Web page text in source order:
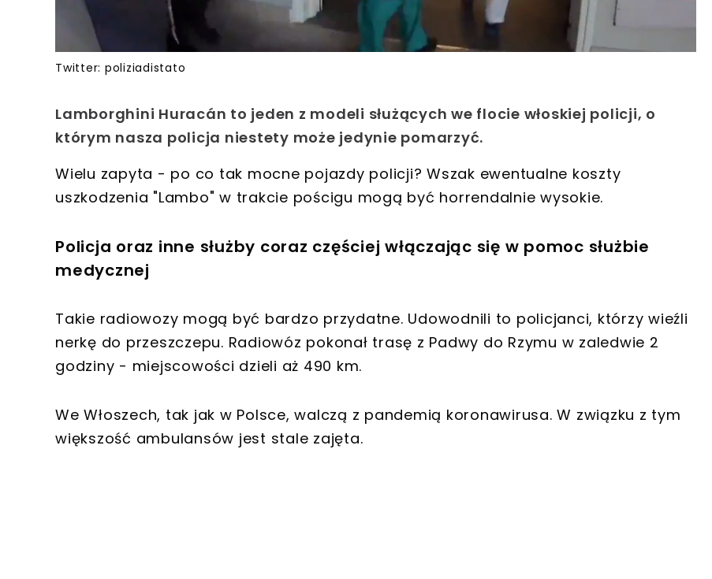
Twitter: poliziadistato
Lamborghini Huracán to jeden z modeli służących we flocie włoskiej policji, o
którym nasza policja niestety może jedynie pomarzyć.
Wielu zapyta - po co tak mocne pojazdy policji? Wszak ewentualne koszty
uszkodzenia "Lambo" w trakcie pościgu mogą być horrendalnie wysokie.
Policja oraz inne służby coraz częściej włączając się w pomoc służbie
medycznej
Takie radiowozy mogą być bardzo przydatne. Udowodnili to policjanci, którzy wieźli
nerkę do przeszczepu. Radiowóz pokonał trasę z Padwy do Rzymu w zaledwie 2
godziny - miejscowości dzieli aż 490 km.
We Włoszech, tak jak w Polsce, walczą z pandemią koronawirusa. W związku z tym
większość ambulansów jest stale zajęta.